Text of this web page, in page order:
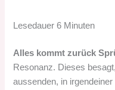
Lesedauer 6 Minuten
Alles kommt zurück
Resonanz. Dieses
aussenden, in